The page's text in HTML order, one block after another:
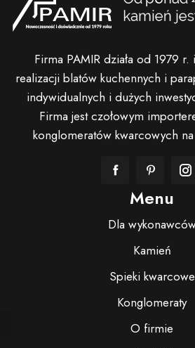
Firma PAMIR działa od 1979
realizacji blatów kuchennych i
indywidualnych i dużych
Firma jest czołowym
konglomeratów kwarcowych
Menu
Dla
Kamień
Spieki kwarcowe
Konglomeraty
O firmie